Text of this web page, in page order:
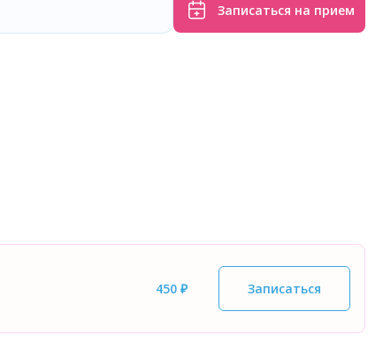
Записаться на прием
450 ₽ Записаться